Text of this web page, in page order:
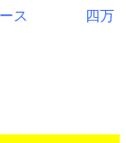
ス
四万